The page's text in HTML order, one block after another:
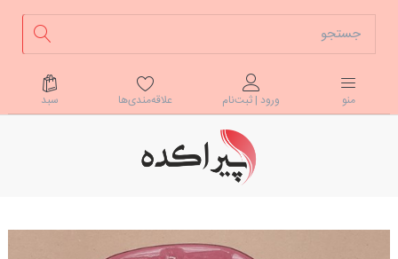
منو ورود | ثبت‌نام علاقه‌مندی‌ها سبد